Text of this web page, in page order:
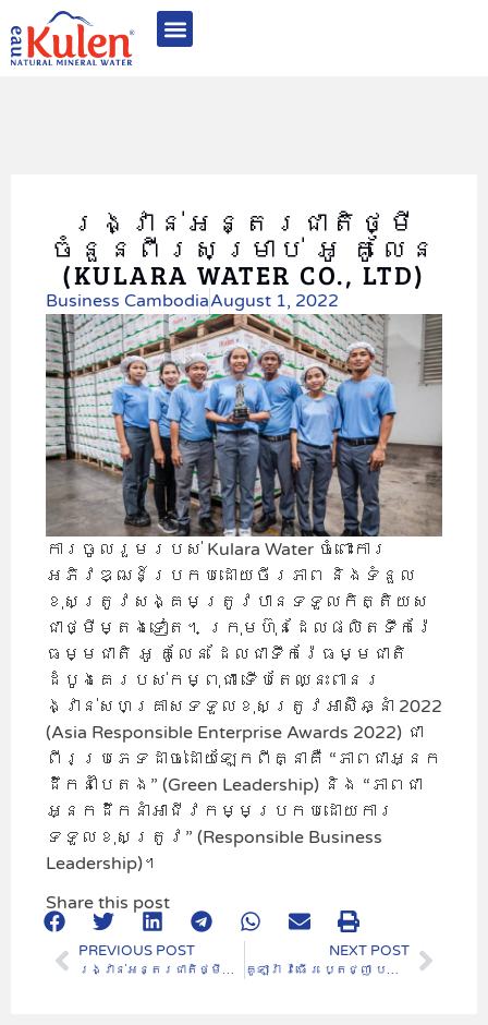
រង្វាន់អន្តរជាតិថ្មី
ចំនួនពីរសម្រាប់ អូ គូលែន
(KULARA WATER CO., LTD)
Business CambodiaAugust 1, 2022
ការចូលរួមរបស់ Kulara Water ចំពោះការ
អភិវឌ្ឍន៍ប្រកបដោយចីរភាព និងទំនួល
ខុសត្រូវសង្គមត្រូវបានទទួលកិត្តិយស
ជាថ្មីម្តងទៀត។ ក្រុមហ៊ុនដែលផលិតទឹករ៉ែ
ធម្មជាតិ អូ គូលែន ដែលជាទឹករ៉ែធម្មជាតិ
ដំបូងគេរបស់កម្ពុជា ទើបតែឈ្នះពានរ
ង្វាន់សហគ្រាសទទួលខុសត្រូវអាស៊ីឆ្នាំ 2022
(Asia Responsible Enterprise Awards 2022) ជា
ពីរប្រភេទដាច់ដោយឡែកពីគ្នាគឺ “ភាពជាអ្នក
ដឹកនាំបៃតង” (Green Leadership) និង “ភាពជា
អ្នកដឹកនាំអាជីវកម្មប្រកបដោយការ
ទទួលខុសត្រូវ” (Responsible Business
Leadership)។
Share this post
PREVIOUS POST
រង្វាន់អន្តរជាតិថ្មីចំនួនពីរសម្រាប់ អូ គូលែន (Kulara Water Co., Ltd)
NEXT POST
គូឡារ៉ា វ៉ធើរ ប្តេជ្ញា បន្ត អភិវឌ្ឍ ប្រកប ដោយ ចីរភាព និង ទំនួល ខុស ត្រូវ សង្គម